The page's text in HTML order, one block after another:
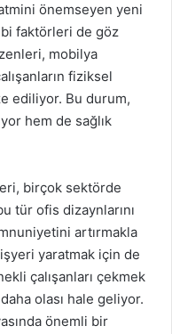
önemseyen yeni
faktörleri de göz
mobilya
fiziksel
ediliyor. Bu durum,
hem de sağlık
birçok sektörde
tür ofis dizaynlarını
artırmakla
yaratmak için de
çalışanları çekmek
olası hale geliyor.
önemli bir